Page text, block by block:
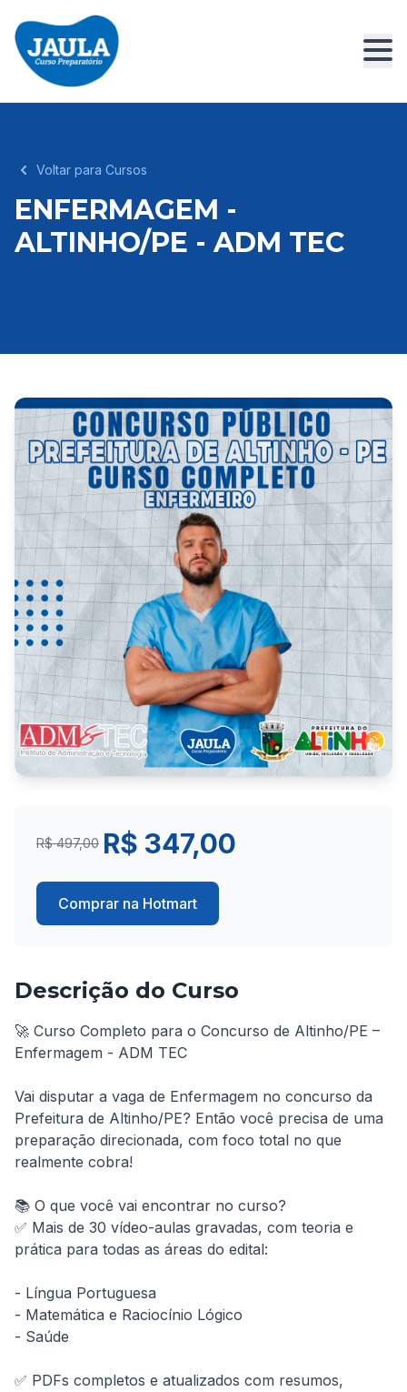
Voltar para Cursos
ENFERMAGEM -
ALTINHO/PE - ADM TEC
R$ 497,00 R$ 347,00
Comprar na Hotmart
Descrição do Curso
🚀 Curso Completo para o Concurso de Altinho/PE –
Enfermagem - ADM TEC
Vai disputar a vaga de Enfermagem no concurso da
Prefeitura de Altinho/PE? Então você precisa de uma
preparação direcionada, com foco total no que
realmente cobra!
📚 O que você vai encontrar no curso?
✅ Mais de 30 vídeo-aulas gravadas, com teoria e
prática para todas as áreas do edital:
- Língua Portuguesa
- Matemática e Raciocínio Lógico
- Saúde
✅ PDFs completos e atualizados com resumos,